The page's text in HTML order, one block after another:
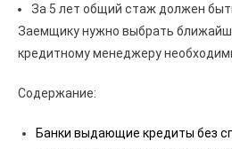
За 5 лет общий стаж должен
Заемщику нужно выбрать
кредитному менеджеру
Содержание:
Банки выдающие кредиты без